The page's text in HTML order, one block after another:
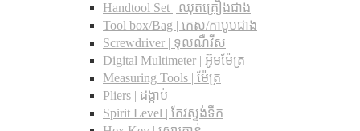
Handtool Set | ឈុតគ្រឿងជាង
Tool box/Bag | កេស/កាបូបជាង
Screwdriver | ទុលណឺវីស
Digital Multimeter | អ៊ូមម៉ែត្រ
Measuring Tools | ម៉ែត្រ
Pliers | ដង្កាប់
Spirit Level | កែវស្ទង់ទឹក